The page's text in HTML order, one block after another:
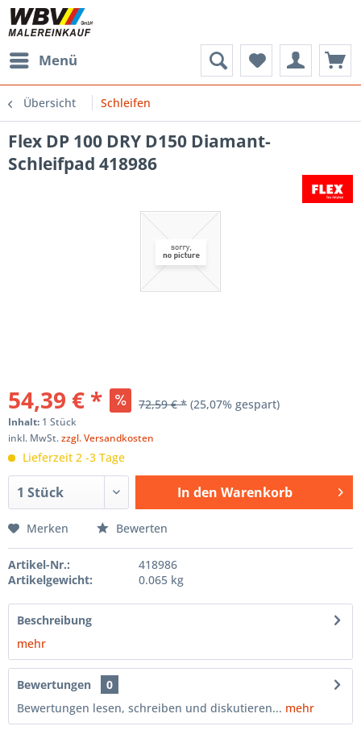
Menü
Übersicht Schleifen
Flex DP 100 DRY D150 Diamant-
Schleifpad 418986
54,39 € * 72,59 € * (25,07% gespart)
Inhalt: 1 Stück
inkl. MwSt.zzgl. Versandkosten
Lieferzeit 2 -3 Tage
In den Warenkorb
Merken Bewerten
Artikel-Nr.:
418986
Artikelgewicht:
0.065 kg
Beschreibung
mehr
Bewertungen
0
Bewertungen lesen, schreiben und diskutieren... mehr